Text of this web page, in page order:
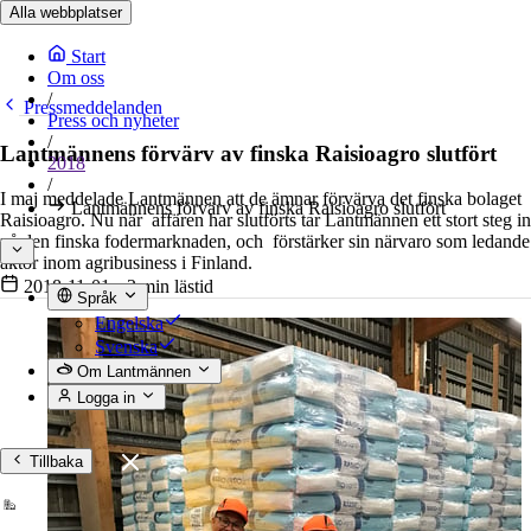
Alla webbplatser
Start
Om oss
/
Press och nyheter
/
2018
/
Lantmännens förvärv av finska Raisioagro slutfört
Språk
Engelska
Svenska
Om Lantmännen
Logga in
Tillbaka
Pressmeddelanden
Lantmännens förvärv av finska Raisioagro slutfört
I maj meddelade Lantmännen att de ämnar förvärva det finska bolaget
Raisioagro. Nu när affären har slutförts tar Lantmännen ett stort steg in
på den finska fodermarknaden, och förstärker sin närvaro som ledande
aktör inom agribusiness i Finland.
2018-11-01• 3 min lästid